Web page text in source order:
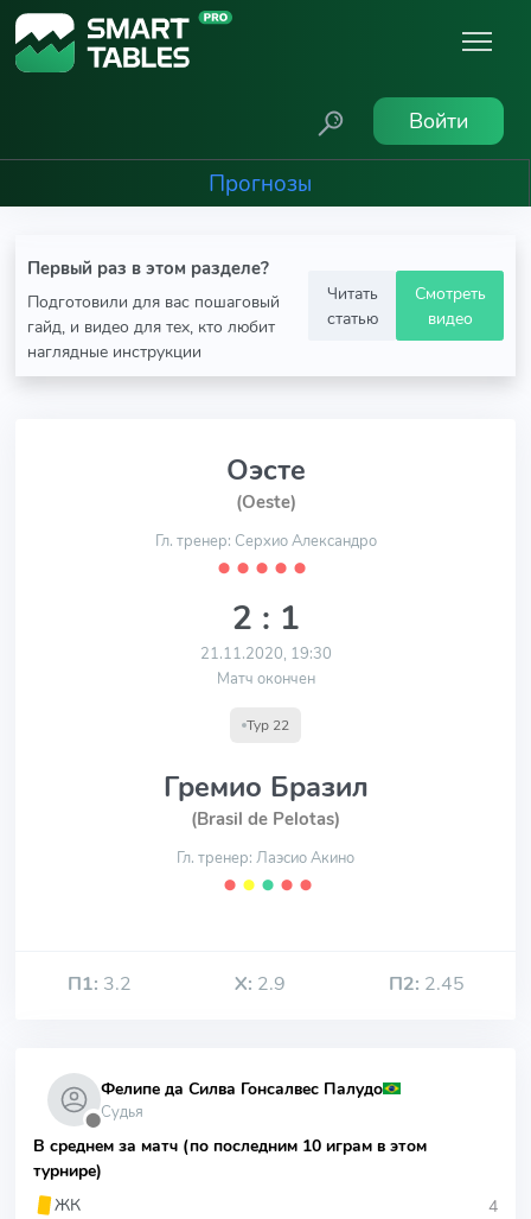
Войти
Прогнозы
Первый раз в этом разделе?
Подготовили для вас пошаговый
гайд, и видео для тех, кто любит
наглядные инструкции
Читать
статью
Смотреть
видео
Оэсте
(Oeste)
Гл. тренер: Серхио Александро
⬤ ⬤ ⬤ ⬤ ⬤
2 : 1
21.11.2020, 19:30
Матч окончен
Тур 22
Гремио Бразил
(Brasil de Pelotas)
Гл. тренер: Лаэсио Акино
⬤ ⬤ ⬤ ⬤ ⬤
П1: 3.2 Х: 2.9 П2: 2.45
⬤
Фелипе да Силва Гонсалвес Палудо
Судья
В среднем за матч (по последним 10 играм в этом
турнире)
ЖК
4